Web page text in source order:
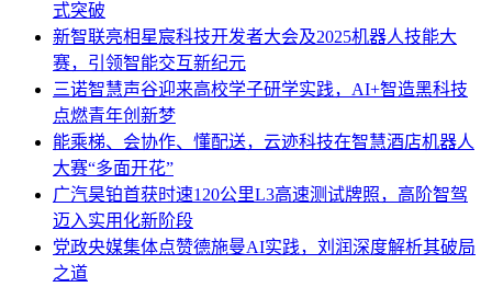
式突破
新智联亮相星宸科技开发者大会及2025机器人技能大
赛，引领智能交互新纪元
三诺智慧声谷迎来高校学子研学实践，AI+智造黑科技
点燃青年创新梦
能乘梯、会协作、懂配送，云迹科技在智慧酒店机器人
大赛“多面开花”
广汽昊铂首获时速120公里L3高速测试牌照，高阶智驾
迈入实用化新阶段
党政央媒集体点赞德施曼AI实践，刘润深度解析其破局
之道